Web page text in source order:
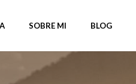
SOBRE MI BLOG